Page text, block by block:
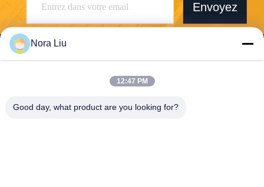
Envoyez
Nora Liu
12:47 PM
Good day, what product are you looking for?